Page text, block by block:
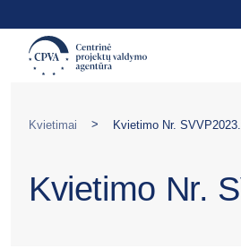
Kvietimai > Kvietimo Nr.
Kvietimo Nr.